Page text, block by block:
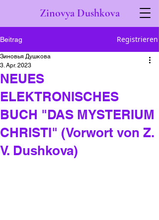
Zinovya Dushkova
Beitrag Registrieren
NEUES
ELEKTRONISCHES
BUCH "DAS MYSTERIUM
CHRISTI" (Vorwort von Z.
V. Dushkova)
Зиновья Душкова
3. Apr. 2023